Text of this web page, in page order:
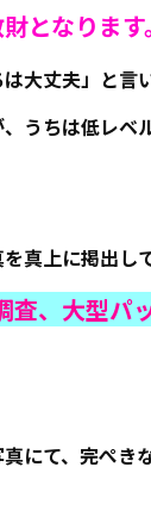
となります。
大丈夫」と言い
うちは低レベ
真上に掲出し
査、大型パ
にて、完ぺき